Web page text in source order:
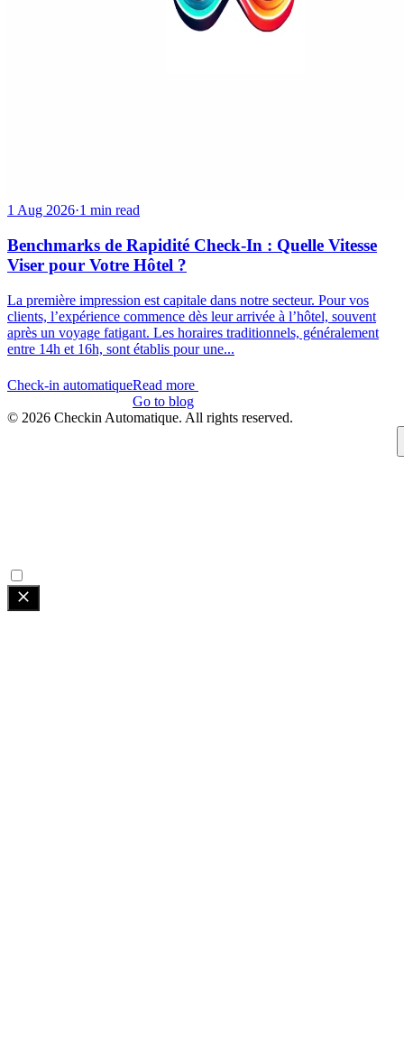
1 Aug 2026·1 min read
Benchmarks de Rapidité Check-In : Quelle Vitesse
Viser pour Votre Hôtel ?
La première impression est capitale dans notre secteur. Pour vos
clients, l’expérience commence dès leur arrivée à l’hôtel, souvent
après un voyage fatigant. Les horaires traditionnels, généralement
entre 14h et 16h, sont établis pour une...
Check-in automatiqueRead more
Go to blog
© 2026 Checkin Automatique. All rights reserved.